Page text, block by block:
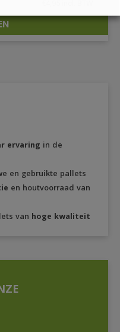
ervaring in de
en gebruikte pallets
en houtvoorraad van
van hoge kwaliteit
DETAILS